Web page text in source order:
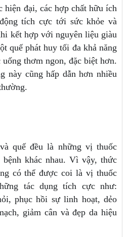
hiện đại, các hợp chất hữu ích
tích cực tới sức khỏe và
kết hợp với nguyên liệu giàu
quế phát huy tối đa khả năng
thơm ngon, đặc biệt hơn.
này cũng hấp dẫn hơn nhiều
quế đều là những vị thuốc
khác nhau. Vì vậy, thức
có thể được coi là vị thuốc
tác dụng tích cực như:
phục hồi sự linh hoạt, dẻo
giảm cân và đẹp da hiệu